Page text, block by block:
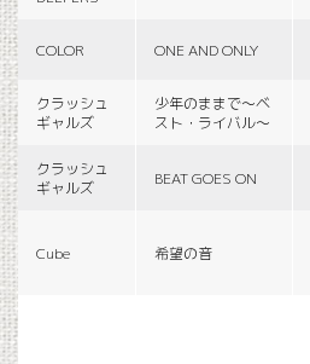
COLOR ONE AND ONLY
クラッシュ
ギャルズ
少年のままで〜ベ
スト・ライバル〜
クラッシュ
ギャルズ
BEAT GOES ON
Cube 希望の音